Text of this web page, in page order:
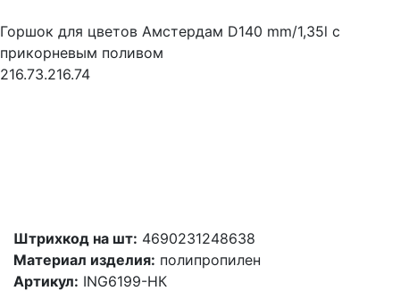
Горшок для цветов Амстердам D140 mm/1,35l с
прикорневым поливом
216.73.216.74
Штрихкод на шт: 4690231248638
Материал изделия: полипропилен
Артикул: ING6199-НК